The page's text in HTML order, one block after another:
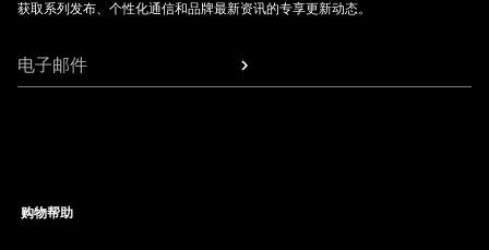
获取系列发布、个性化通信和品牌最新资讯的专享更新动态。
电子邮件
购物帮助